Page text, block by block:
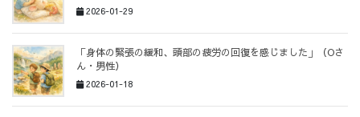
2026-01-29
「身体の緊張の緩和、頭部の疲労の回復を感じました」（Oさ
ん・男性）
2026-01-18